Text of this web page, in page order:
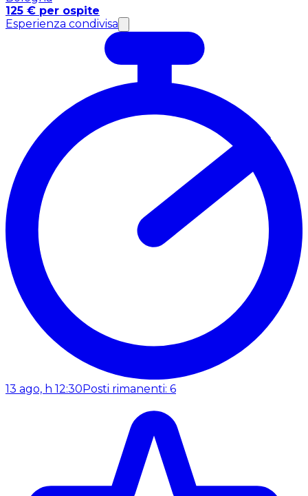
125 € per ospite
Esperienza condivisa
13 ago, h 12:30Posti rimanenti: 6